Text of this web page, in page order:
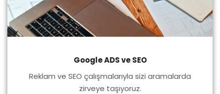
Google ADS ve SEO
Reklam ve SEO çalışmalarıyla sizi aramalarda
zirveye taşıyoruz.